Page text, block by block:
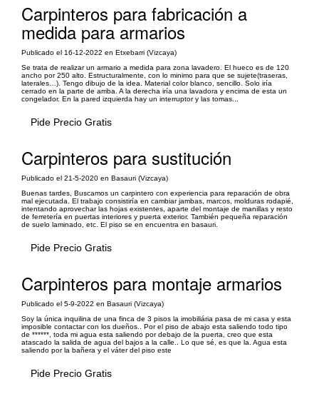
Carpinteros para fabricación a
medida para armarios
Publicado el 16-12-2022 en Etxebarri (Vizcaya)
Se trata de realizar un armario a medida para zona lavadero. El hueco es de 120
ancho por 250 alto. Estructuralmente, con lo minimo para que se sujete(traseras,
laterales…). Tengo dibujo de la idea. Material color blanco, sencillo. Solo iría
cerrado en la parte de arriba. A la derecha iría una lavadora y encima de esta un
congelador. En la pared izquierda hay un interruptor y las tomas...
Pide Precio Gratis
Carpinteros para sustitución
Publicado el 21-5-2020 en Basauri (Vizcaya)
Buenas tardes, Buscamos un carpintero con experiencia para reparación de obra
mal ejecutada. El trabajo consistiría en cambiar jambas, marcos, molduras rodapié,
intentando aprovechar las hojas existentes, aparte del montaje de manillas y resto
de ferretería en puertas interiores y puerta exterior. También pequeña reparación
de suelo laminado, etc. El piso se en encuentra en basauri.
Pide Precio Gratis
Carpinteros para montaje armarios
Publicado el 5-9-2022 en Basauri (Vizcaya)
Soy la única inquilina de una finca de 3 pisos la imobiliária pasa de mi casa y esta
imposible contactar con los dueños.. Por el piso de abajo esta saliendo todo tipo
de ******, toda mi agua esta saliendo por debajo de la puerta, creo que esta
atascado la salida de agua del bajos a la calle.. Lo que sé, es que la. Agua esta
saliendo por la bañera y el váter del piso este
Pide Precio Gratis